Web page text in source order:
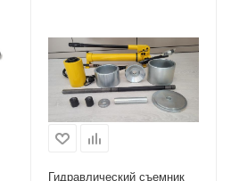
Гидравлический съемник